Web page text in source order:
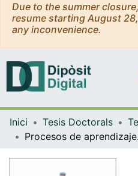
Due to the summer
resume starting August
any inconvenience.
Inici Tesis Doctorals
Procesos